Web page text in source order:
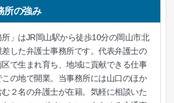
所の強み
所」はJR岡山駅から徒歩10分の岡山市北
した弁護士事務所です。代表弁護士の
で生まれ育ち、地域に貢献できる仕事
の地で開業。当事務所には山口のほか
２名の弁護士が在籍。気軽に相談いた